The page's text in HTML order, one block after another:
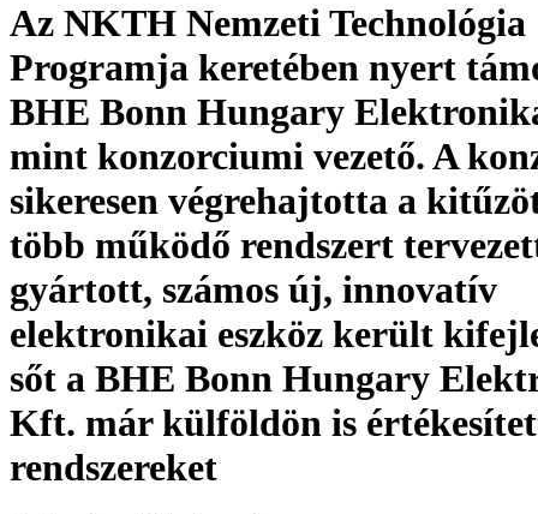
Az NKTH Nemzeti Technológia
Programja keretében nyert
BHE Bonn Hungary
mint konzorciumi vezető. A
sikeresen végrehajtotta a
több működő rendszert
gyártott, számos új, innovatív
elektronikai eszköz került
sőt a BHE Bonn Hungary
Kft. már külföldön is
rendszereket